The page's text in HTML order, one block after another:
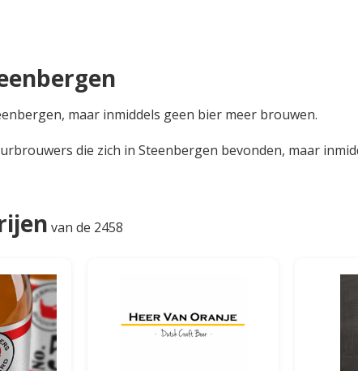
maar inmiddels geen bier meer brouwen.
die zich in Steenbergen bevonden, maar
van de 2458